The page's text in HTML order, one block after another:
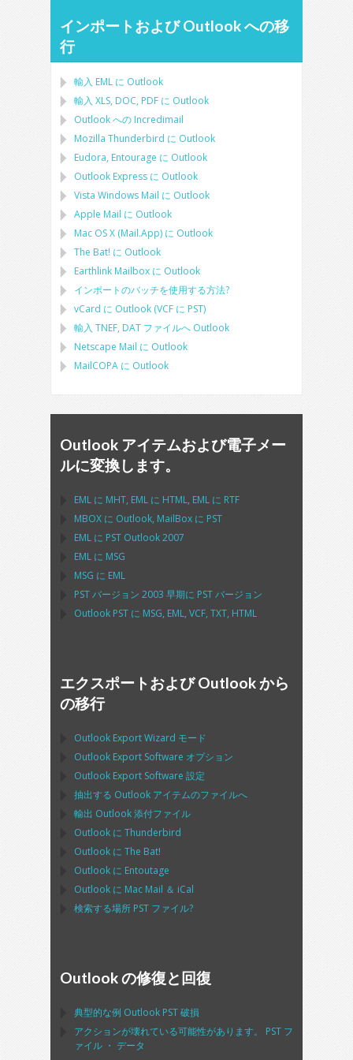
インポートおよび Outlook への移
行
輸入 EML に Outlook
輸入 XLS, DOC, PDF に Outlook
Outlook への Incredimail
Mozilla Thunderbird に Outlook
Eudora, Entourage に Outlook
Outlook Express に Outlook
Vista Windows Mail に Outlook
Apple Mail に Outlook
Mac OS X (Mail.App) に Outlook
The Bat! に Outlook
Earthlink Mailbox に Outlook
インポートのバッチを使用する方法?
vCard に Outlook (VCF に PST)
輸入 TNEF, DAT ファイルへ Outlook
Netscape Mail に Outlook
MailCOPA に Outlook
Outlook アイテムおよび電子メー
ルに変換します。
EML に MHT, EML に HTML, EML に RTF
MBOX に Outlook, MailBox に PST
EML に PST Outlook2007
EML に MSG
MSG に EML
PSTバージョン 2003 早期に PSTバージョン
Outlook PST に MSG, EML, VCF, TXT, HTML
エクスポートおよび Outlook から
の移行
Outlook Export Wizard モード
Outlook Export Software オプション
Outlook Export Software 設定
抽出する Outlook アイテムのファイルへ
輸出 Outlook添付ファイル
Outlook に Thunderbird
Outlook に The Bat!
Outlook に Entoutage
Outlook に Mac Mail ＆ iCal
検索する場所 PST ファイル?
Outlook の修復と回復
典型的な例 Outlook PST破損
アクションが壊れている可能性があります。 PST フ
ァイル ・ データ